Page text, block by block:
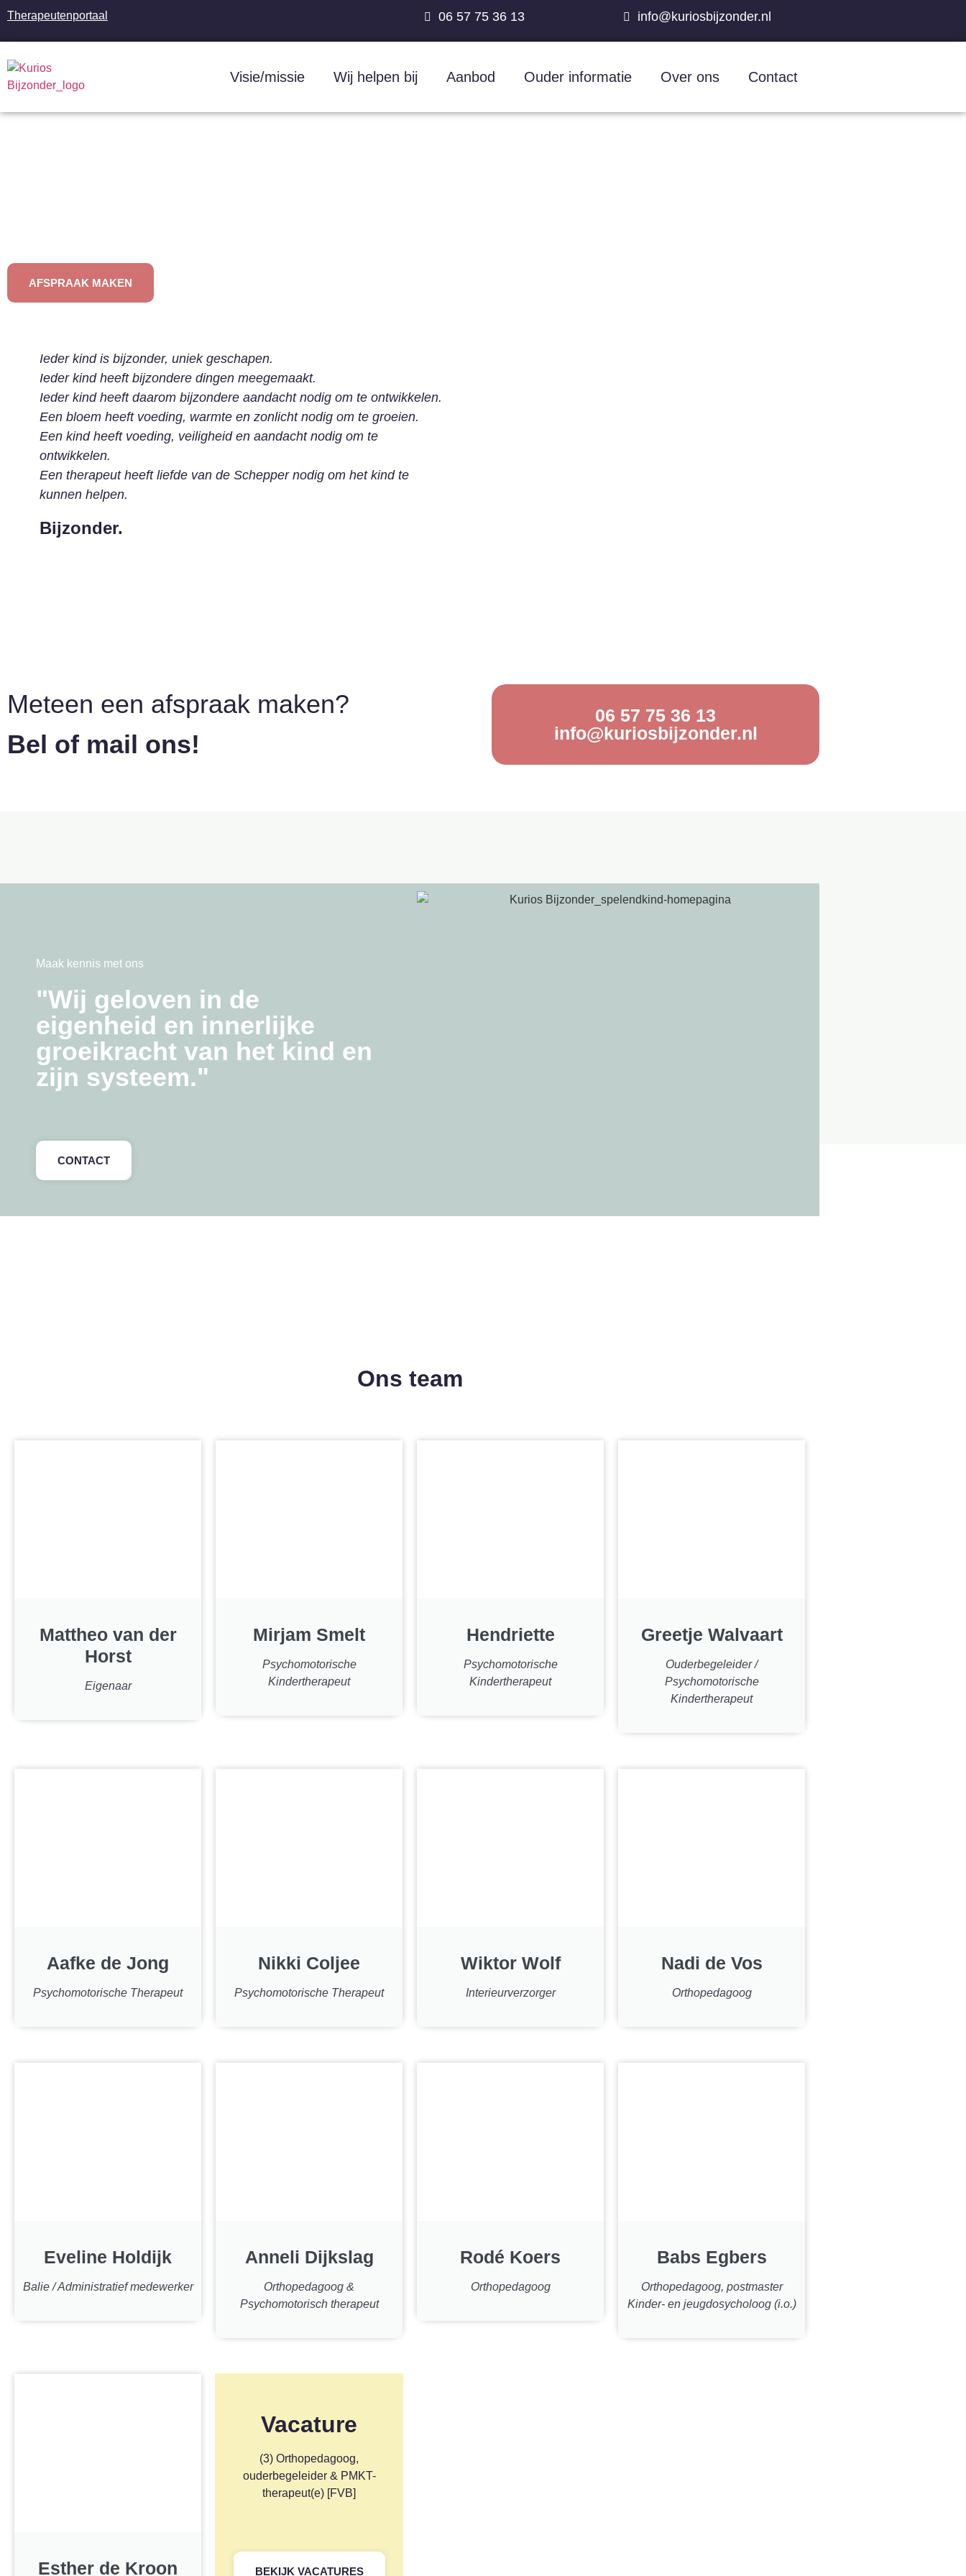
Therapeutenportaal 06 57 75 36 13 info@kuriosbijzonder.nl
Visie/missie Wij helpen bij Aanbod Ouder informatie Over ons Contact
AFSPRAAK MAKEN
Ieder kind is bijzonder, uniek geschapen.
Ieder kind heeft bijzondere dingen meegemaakt.
Ieder kind heeft daarom bijzondere aandacht nodig om te ontwikkelen.
Een bloem heeft voeding, warmte en zonlicht nodig om te groeien.
Een kind heeft voeding, veiligheid en aandacht nodig om te
ontwikkelen.
Een therapeut heeft liefde van de Schepper nodig om het kind te
kunnen helpen.
Bijzonder.
Meteen een afspraak maken?
Bel of mail ons!
06 57 75 36 13
info@kuriosbijzonder.nl
Maak kennis met ons
"Wij geloven in de
eigenheid en innerlijke
groeikracht van het kind en
zijn systeem."
CONTACT
Ons team
Mattheo van der
Horst
Eigenaar
Mirjam Smelt
Psychomotorische
Kindertherapeut
Hendriette
Psychomotorische
Kindertherapeut
Greetje Walvaart
Ouderbegeleider /
Psychomotorische
Kindertherapeut
Aafke de Jong
Psychomotorische Therapeut
Nikki Coljee
Psychomotorische Therapeut
Wiktor Wolf
Interieurverzorger
Nadi de Vos
Orthopedagoog
Eveline Holdijk
Balie / Administratief medewerker
Anneli Dijkslag
Orthopedagoog &
Psychomotorisch therapeut
Rodé Koers
Orthopedagoog
Babs Egbers
Orthopedagoog, postmaster
Kinder- en jeugdosycholoog (i.o.)
Esther de Kroon
Vacature
(3) Orthopedagoog,
ouderbegeleider & PMKT-
therapeut(e) [FVB]
BEKIJK VACATURES